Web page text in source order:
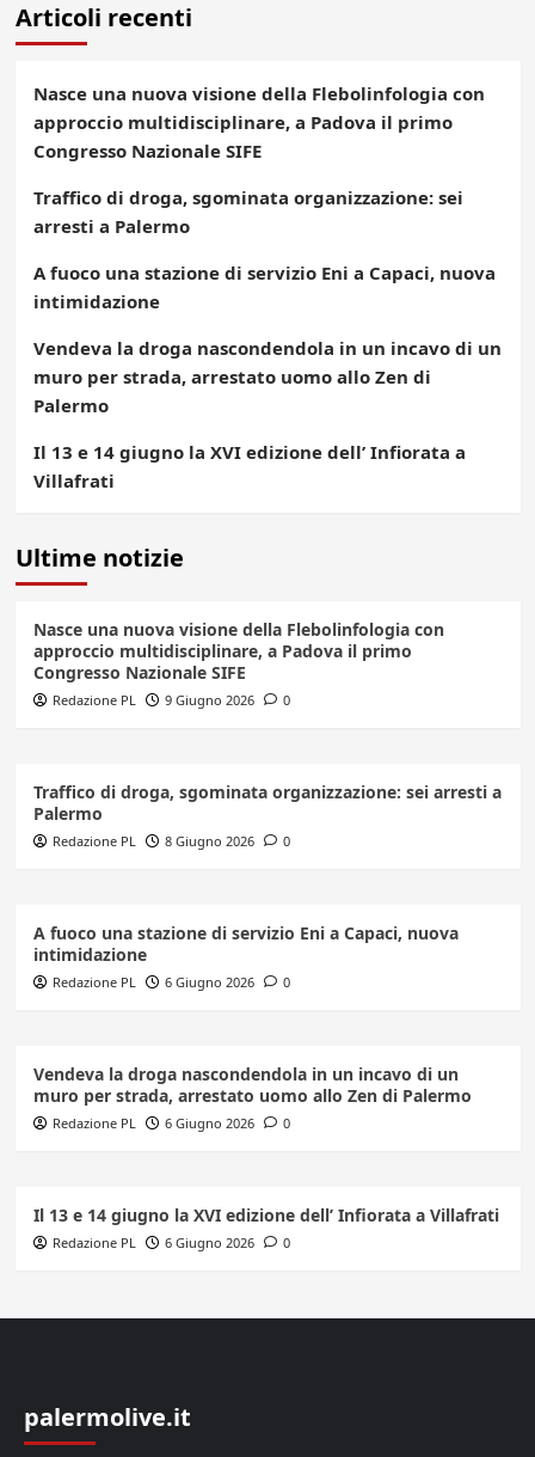
articoli
Articoli recenti
Nasce una nuova visione della Flebolinfologia con
approccio multidisciplinare, a Padova il primo
Congresso Nazionale SIFE
Traffico di droga, sgominata organizzazione: sei
arresti a Palermo
A fuoco una stazione di servizio Eni a Capaci, nuova
intimidazione
Vendeva la droga nascondendola in un incavo di un
muro per strada, arrestato uomo allo Zen di
Palermo
Il 13 e 14 giugno la XVI edizione dell’ Infiorata a
Villafrati
Ultime notizie
Nasce una nuova visione della Flebolinfologia con
approccio multidisciplinare, a Padova il primo
Congresso Nazionale SIFE
Redazione PL 9 Giugno 2026 0
Traffico di droga, sgominata organizzazione: sei arresti a
Palermo
Redazione PL 8 Giugno 2026 0
A fuoco una stazione di servizio Eni a Capaci, nuova
intimidazione
Redazione PL 6 Giugno 2026 0
Vendeva la droga nascondendola in un incavo di un
muro per strada, arrestato uomo allo Zen di Palermo
Redazione PL 6 Giugno 2026 0
Il 13 e 14 giugno la XVI edizione dell’ Infiorata a Villafrati
Redazione PL 6 Giugno 2026 0
palermolive.it